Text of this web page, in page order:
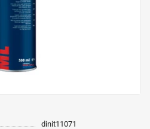
dinit11071